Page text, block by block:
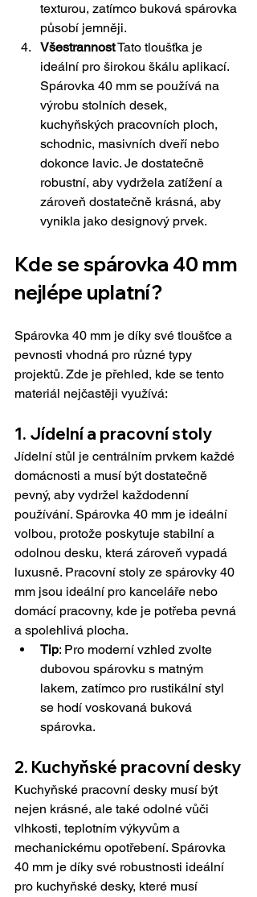
texturou, zatímco buková spárovka
působí jemněji.
Všestrannost Tato tloušťka je
ideální pro širokou škálu aplikací.
Spárovka 40 mm se používá na
výrobu stolních desek,
kuchyňských pracovních ploch,
schodnic, masivních dveří nebo
dokonce lavic. Je dostatečně
robustní, aby vydržela zatížení a
zároveň dostatečně krásná, aby
vynikla jako designový prvek.
Kde se spárovka 40 mm
nejlépe uplatní?
Spárovka 40 mm je díky své tloušťce a
pevnosti vhodná pro různé typy
projektů. Zde je přehled, kde se tento
materiál nejčastěji využívá:
1. Jídelní a pracovní stoly
Jídelní stůl je centrálním prvkem každé
domácnosti a musí být dostatečně
pevný, aby vydržel každodenní
používání. Spárovka 40 mm je ideální
volbou, protože poskytuje stabilní a
odolnou desku, která zároveň vypadá
luxusně. Pracovní stoly ze spárovky 40
mm jsou ideální pro kanceláře nebo
domácí pracovny, kde je potřeba pevná
a spolehlivá plocha.
Tip: Pro moderní vzhled zvolte
dubovou spárovku s matným
lakem, zatímco pro rustikální styl
se hodí voskovaná buková
spárovka.
2. Kuchyňské pracovní desky
Kuchyňské pracovní desky musí být
nejen krásné, ale také odolné vůči
vlhkosti, teplotním výkyvům a
mechanickému opotřebení. Spárovka
40 mm je díky své robustnosti ideální
pro kuchyňské desky, které musí